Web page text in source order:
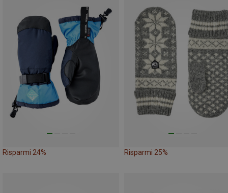
Risparmi 24% Risparmi 25%